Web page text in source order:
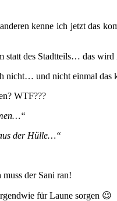
kenne ich jetzt das
statt des Stadtteils… das
nicht… und nicht einmal das
WTF???
der Hülle…“
der Sani ran!
für Laune sorgen 😉